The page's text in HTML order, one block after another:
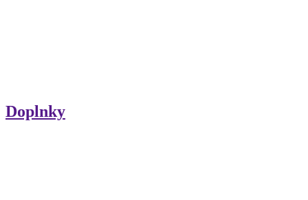
Doplnky